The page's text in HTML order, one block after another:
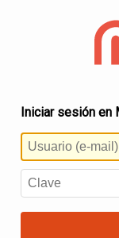
Iniciar sesión en